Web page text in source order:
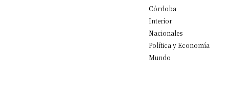
Córdoba
Interior
Nacionales
Política y Economía
Mundo